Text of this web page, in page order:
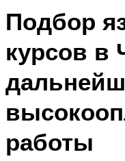
Подбор
курсов в
работы